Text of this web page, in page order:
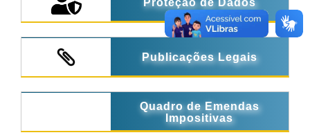
Proteção de Dados
Publicações Legais
Quadro de Emendas
Impositivas